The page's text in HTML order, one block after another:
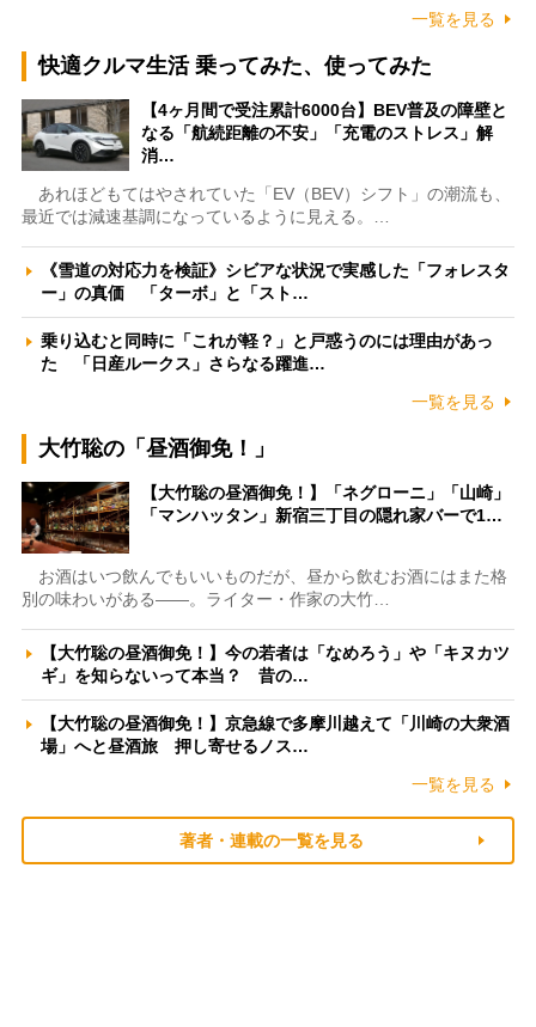
一覧を見る
快適クルマ生活 乗ってみた、使ってみた
【4ヶ月間で受注累計6000台】BEV普及の障壁と
なる「航続距離の不安」「充電のストレス」解
消…
あれほどもてはやされていた「EV（BEV）シフト」の潮流も、
最近では減速基調になっているように見える。…
《雪道の対応力を検証》シビアな状況で実感した「フォレスタ
ー」の真価 「ターボ」と「スト…
乗り込むと同時に「これが軽？」と戸惑うのには理由があっ
た 「日産ルークス」さらなる躍進…
一覧を見る
大竹聡の「昼酒御免！」
【大竹聡の昼酒御免！】「ネグローニ」「山崎」
「マンハッタン」新宿三丁目の隠れ家バーで1…
お酒はいつ飲んでもいいものだが、昼から飲むお酒にはまた格
別の味わいがある――。ライター・作家の大竹…
【大竹聡の昼酒御免！】今の若者は「なめろう」や「キヌカツ
ギ」を知らないって本当？ 昔の…
【大竹聡の昼酒御免！】京急線で多摩川越えて「川崎の大衆酒
場」へと昼酒旅 押し寄せるノス…
一覧を見る
著者・連載の一覧を見る